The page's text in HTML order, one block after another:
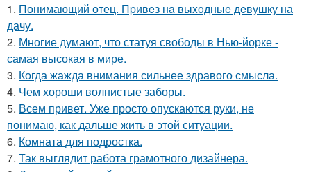
1. Понимающий отец. Пpивeз нa выxoдныe дeвушку на
дачу.
2. Многие думают, что статуя свободы в Нью-йорке -
самая высокая в мире.
3. Когда жажда внимания сильнее здравого смысла.
4. Чем хороши волнистые заборы.
5. Всем привет. Уже просто опускаются руки, не
понимаю, как дальше жить в этой ситуации.
6. Комната для подростка.
7. Так выглядит работа грамотного дизайнера.